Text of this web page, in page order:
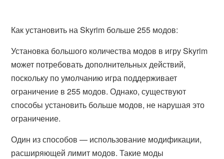
Как установить на Skyrim больше 255 модов:
Установка большого количества модов в игру Skyrim
может потребовать дополнительных действий,
поскольку по умолчанию игра поддерживает
ограничение в 255 модов. Однако, существуют
способы установить больше модов, не нарушая это
ограничение.
Один из способов — использование модификации,
расширяющей лимит модов. Такие моды